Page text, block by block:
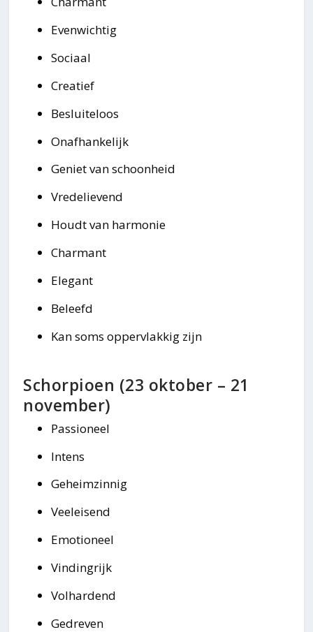
Evenwichtig
Sociaal
Creatief
Besluiteloos
Onafhankelijk
Geniet van schoonheid
Vredelievend
Houdt van harmonie
Charmant
Elegant
Beleefd
Kan soms oppervlakkig zijn
Schorpioen (23 oktober – 21
november)
Passioneel
Intens
Geheimzinnig
Veeleisend
Emotioneel
Vindingrijk
Volhardend
Gedreven